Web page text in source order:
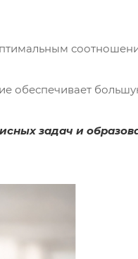
обеспечивает
задач и